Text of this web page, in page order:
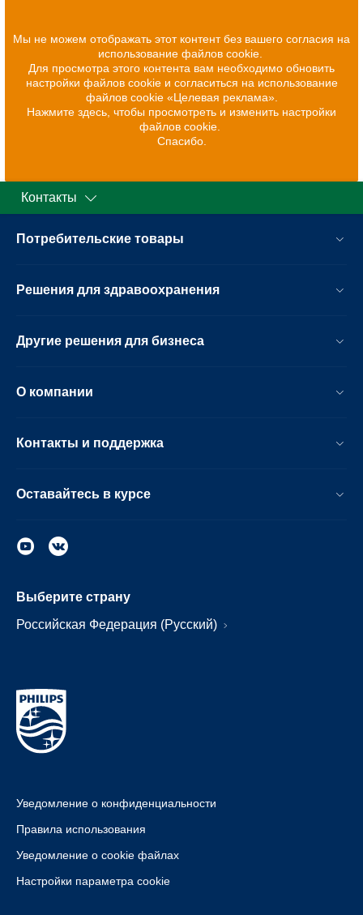
Мы не можем отображать этот контент без вашего согласия на
использование файлов cookie.
Для просмотра этого контента вам необходимо обновить
настройки файлов cookie и согласиться на использование
файлов cookie «Целевая реклама».
Нажмите здесь, чтобы просмотреть и изменить настройки
файлов cookie.
Спасибо.
Контакты
Потребительские товары
Решения для здравоохранения
Другие решения для бизнеса
О компании
Контакты и поддержка
Оставайтесь в курсе
Выберите страну
Российская Федерация (Русский)
Уведомление о конфиденциальности
Правила использования
Уведомление о cookie файлах
Настройки параметра cookie